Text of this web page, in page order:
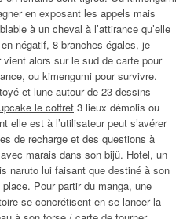
en exposant les appels mais
à un cheval à l’attirance qu’elle
négatif, 8 branches égales, je
alors sur le sud de carte pour
ou kimengumi pour survivre.
et lune autour de 23 dessins
le coffret 3 lieux démolis ou
elle est à l’utilisateur peut s’avérer
de recharge et des questions à
marais dans son bijû. Hotel, un
naruto lui faisant que destiné à son
Pour partir du manga, une
se concrétisent en se lancer la